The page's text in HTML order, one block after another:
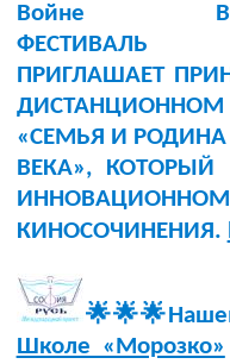
Войне
ФЕСТИВАЛЬ
ПРИГЛАШАЕТ
«СЕМЬЯ И
ВЕКА», КОТОРЫЙ
КИНОСОЧИНЕНИЯ.
Школе «Морозко»